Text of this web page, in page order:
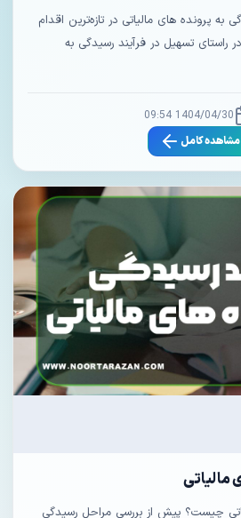
پرونده‌ های مالیاتی در تازه‌ترین اقدام
راستای تسهیل در فرآیند رسیدگی به
1404/04/30 09:54
مشاهده کامل
مالیاتی
چیست؟ پیش از بررسی مراحل رسیدگی